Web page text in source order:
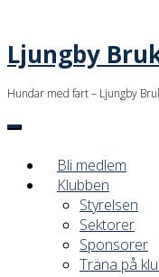
Ljungby
Hundar med fart – Ljungby
Bli medlem
Klubben
Styrelsen
Sektorer
Sponsorer
Träna på